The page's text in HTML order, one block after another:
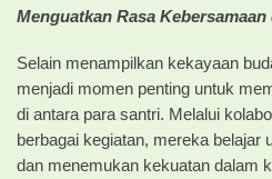
Menguatkan Rasa
Selain menampilkan kekayaan
menjadi momen penting untuk
di antara para santri. Melalui
berbagai kegiatan, mereka belajar
dan menemukan kekuatan dalam